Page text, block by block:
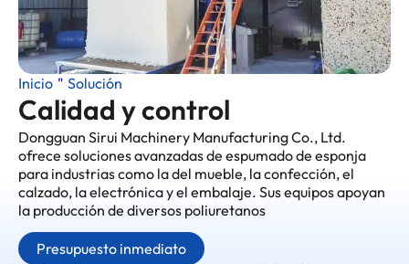
Inicio " Solución
Calidad y control
Dongguan Sirui Machinery Manufacturing Co., Ltd.
ofrece soluciones avanzadas de espumado de esponja
para industrias como la del mueble, la confección, el
calzado, la electrónica y el embalaje. Sus equipos apoyan
la producción de diversos poliuretanos
Presupuesto inmediato